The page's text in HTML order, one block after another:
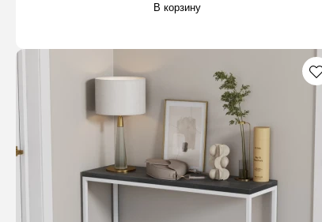
В корзину